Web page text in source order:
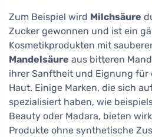
Zum Beispiel wird Milchsäure
Zucker gewonnen und ist ein
Kosmetikprodukten mit
Mandelsäure aus bitteren
ihrer Sanftheit und Eignung für
Haut. Einige Marken, die sich
spezialisiert haben, wie
Beauty oder Madara, bieten
Produkte ohne synthetische